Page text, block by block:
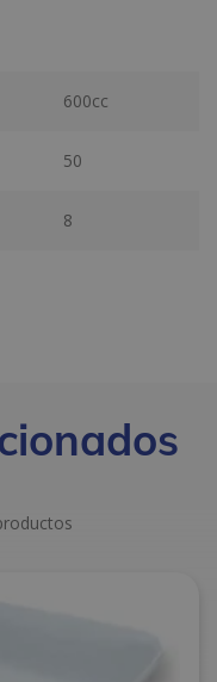
600cc
50
8